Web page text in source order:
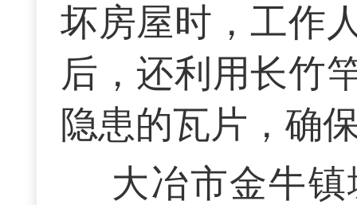
坏房屋时，工作
后，还利用长竹
隐患的瓦片，确
大冶市金牛